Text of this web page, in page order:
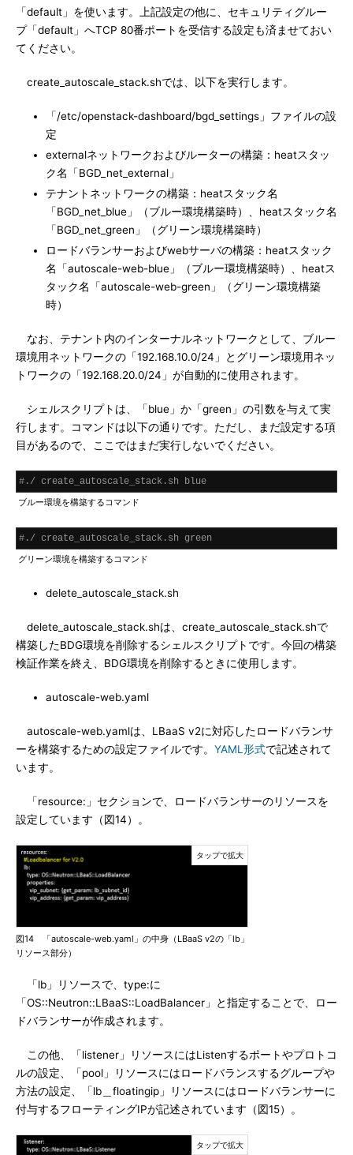
「default」を使います。上記設定の他に、セキュリティグルー
プ「default」へTCP 80番ポートを受信する設定も済ませておい
てください。
create_autoscale_stack.shでは、以下を実行します。
「/etc/openstack-dashboard/bgd_settings」ファイルの設
定
externalネットワークおよびルーターの構築：heatスタッ
ク名「BGD_net_external」
テナントネットワークの構築：heatスタック名
「BGD_net_blue」（ブルー環境構築時）、heatスタック名
「BGD_net_green」（グリーン環境構築時）
ロードバランサーおよびwebサーバの構築：heatスタック
名「autoscale-web-blue」（ブルー環境構築時）、heatス
タック名「autoscale-web-green」（グリーン環境構築
時）
なお、テナント内のインターナルネットワークとして、ブルー
環境用ネットワークの「192.168.10.0/24」とグリーン環境用ネッ
トワークの「192.168.20.0/24」が自動的に使用されます。
シェルスクリプトは、「blue」か「green」の引数を与えて実
行します。コマンドは以下の通りです。ただし、まだ設定する項
目があるので、ここではまだ実行しないでください。
#./ create_autoscale_stack.sh blue
ブルー環境を構築するコマンド
#./ create_autoscale_stack.sh green
グリーン環境を構築するコマンド
delete_autoscale_stack.sh
delete_autoscale_stack.shは、create_autoscale_stack.shで
構築したBDG環境を削除するシェルスクリプトです。今回の構築
検証作業を終え、BDG環境を削除するときに使用します。
autoscale-web.yaml
autoscale-web.yamlは、LBaaS v2に対応したロードバランサ
ーを構築するための設定ファイルです。 YAML形式で記述されて
います。
「resource:」セクションで、ロードバランサーのリソースを
設定しています（図14）。
図14 「autoscale-web.yaml」の中身（LBaaS v2の「lb」
リソース部分）
「lb」リソースで、type:に
「OS::Neutron::LBaaS::LoadBalancer」と指定することで、ロー
ドバランサーが作成されます。
この他、「listener」リソースにはListenするポートやプロトコ
ルの設定、「pool」リソースにはロードバランスするグループや
方法の設定、「lb＿floatingip」リソースにはロードバランサーに
付与するフローティングIPが記述されています（図15）。